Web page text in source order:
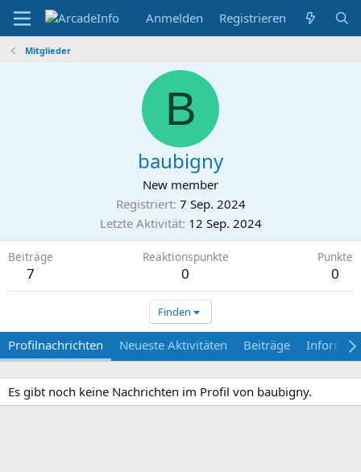
Anmelden Registrieren
Mitglieder
B
baubigny
New member
Registriert 7 Sep. 2024
Letzte Aktivität 12 Sep. 2024
Beiträge
7
Reaktionspunkte
0
Punkte
0
Finden
Profilnachrichten Neueste Aktivitäten Beiträge
Es gibt noch keine Nachrichten im Profil von baubigny.